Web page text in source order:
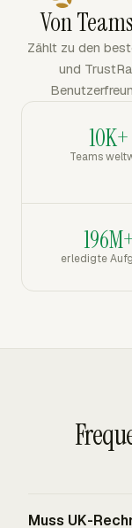
Von
Zählt zu den
und
10K+
Teams
erledigte
Muss UK-